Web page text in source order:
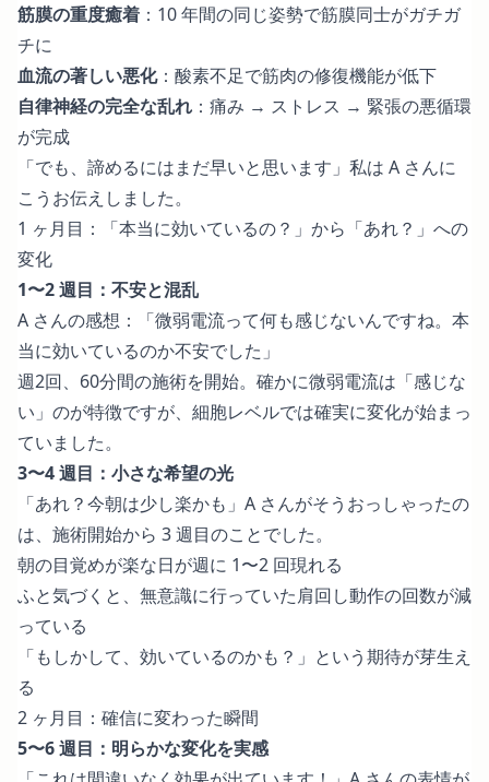
筋膜の重度癒着 ：10 年間の同じ姿勢で筋膜同士がガチガ
チに
血流の著しい悪化：酸素不足で筋肉の修復機能が低下
自律神経の完全な乱れ ：痛み → ストレス → 緊張の悪循環
が完成
「でも、諦めるにはまだ早いと思います」私は A さんに
こうお伝えしました。
1 ヶ月目：「本当に効いているの？」から「あれ？」への
変化
1〜2 週目：不安と混乱
A さんの感想：「微弱電流って何も感じないんですね。本
当に効いているのか不安でした」
週2回、60分間の施術を開始。確かに微弱電流は「感じな
い」のが特徴ですが、細胞レベルでは確実に変化が始まっ
ていました。
3〜4 週目：小さな希望の光
「あれ？今朝は少し楽かも」A さんがそうおっしゃったの
は、施術開始から 3 週目のことでした。
朝の目覚めが楽な日が週に 1〜2 回現れる
ふと気づくと、無意識に行っていた肩回し動作の回数が減
っている
「もしかして、効いているのかも？」という期待が芽生え
る
2 ヶ月目：確信に変わった瞬間
5〜6 週目：明らかな変化を実感